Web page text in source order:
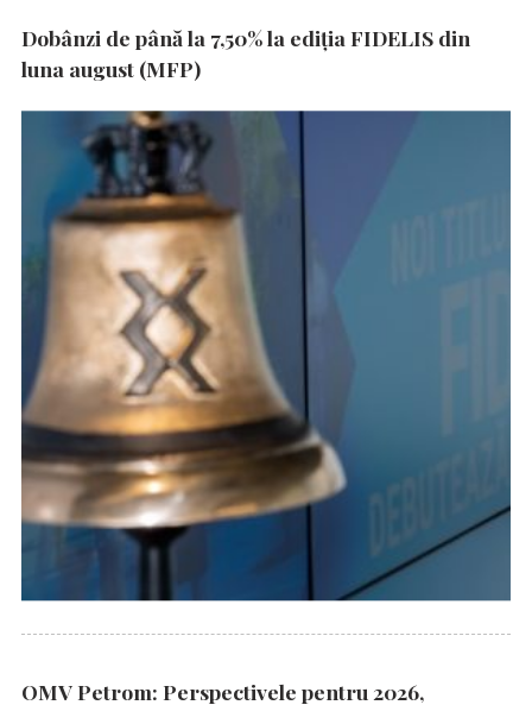
Dobânzi de până la 7,50% la ediția FIDELIS din
luna august (MFP)
OMV Petrom: Perspectivele pentru 2026,